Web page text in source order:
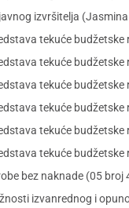
izvršitelja
tekuće
tekuće
tekuće
tekuće
tekuće
tekuće
bez naknade (05
izvanrednog i